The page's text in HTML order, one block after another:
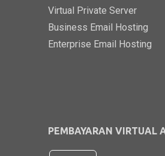
Virtual Private Server
Business Email Hosting
Enterprise Email Hosting
PEMBAYARAN VIRTUAL